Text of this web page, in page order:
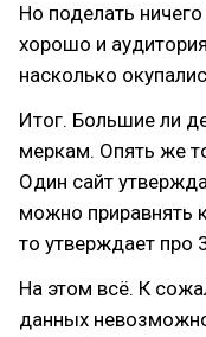
Но поделать
хорошо и
насколько
Итог. Большие ли
меркам. Опять же
Один сайт
можно приравнять
то утверждает про
На этом всё. К
данных